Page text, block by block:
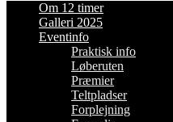
Om 12 timer
Galleri 2025
Eventinfo
Praktisk info
Løberuten
Præmier
Teltpladser
Forplejning